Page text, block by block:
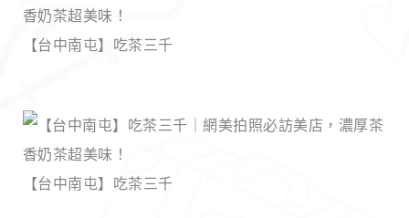
【台中南屯】吃茶三千
【台中南屯】吃茶三千